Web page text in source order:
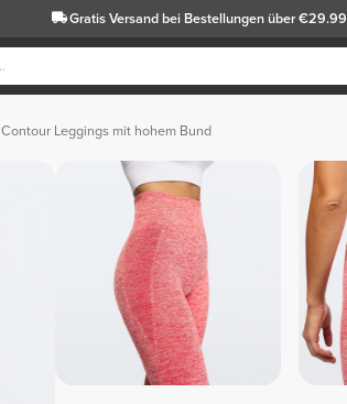
Gratis Versandbei Bestellungen über €29.99
Contour Leggings mit hohem Bund